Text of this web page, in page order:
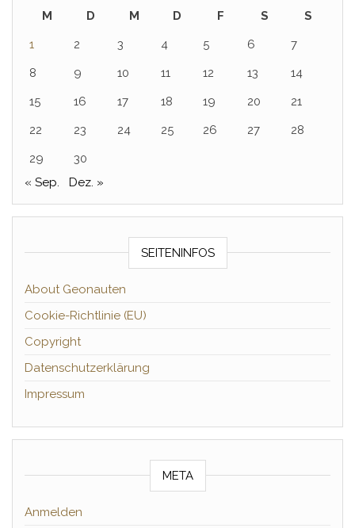
M
D M D F S
S
1
2 3 4 5 6
7
8
9 10 11 12 13
14
15
16 17 18 19 20
21
22
23 24 25 26 27
28
29
30
« Sep.
Dez. »
SEITENINFOS
About Geonauten
Cookie-Richtlinie (EU)
Copyright
Datenschutzerklärung
Impressum
META
Anmelden